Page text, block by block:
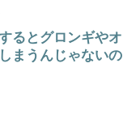
るとグロンギやオ
まうんじゃないの